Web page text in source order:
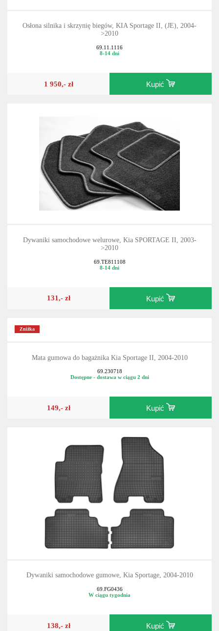
Osłona silnika i skrzynię biegów, KIA Sportage II, (JE), 2004-
>2010
69.11.1116
8-14 dni
1 950,- zł Kupić
Dywaniki samochodowe welurowe, Kia SPORTAGE II, 2003-
>2010
69.TE811108
8-14 dni
131,- zł Kupić
Zniżka
Mata gumowa do bagażnika Kia Sportage II, 2004-2010
69.230718
Dostępne - dostawa w ciągu 2 dni
149,- zł Kupić
Dywaniki samochodowe gumowe, Kia Sportage, 2004-2010
69.FG0436
W ciągu tygodnia
138,- zł Kupić